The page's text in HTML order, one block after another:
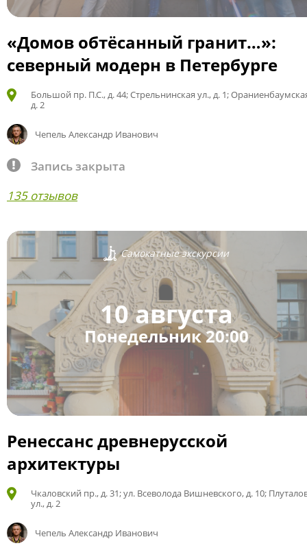
«Домов обтёсанный гранит…»:
северный модерн в Петербурге
Большой пр. П.С., д. 44; Стрельнинская ул., д. 1;
д. 2
Чепель Александр Иванович
Запись закрыта
135 отзывов
Самокатные экскурсии
10 августа
Понедельник 20:00
Ренессанс древнерусской
архитектуры
Чкаловский пр., д. 31; ул. Всеволода Вишневского, д. 10;
ул., д. 2
Чепель Александр Иванович